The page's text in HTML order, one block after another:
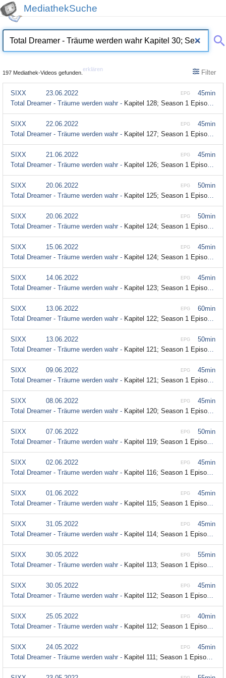
MediathekSuche
197 Mediathek-Videos gefunden.
erklären Filter
45min
EPG
SIXX
23.06.2022
Total Dreamer - Träume werden wahr - Kapitel 128; Season 1 Episode 128
45min
EPG
SIXX
22.06.2022
Total Dreamer - Träume werden wahr - Kapitel 127; Season 1 Episode 127
45min
EPG
SIXX
21.06.2022
Total Dreamer - Träume werden wahr - Kapitel 126; Season 1 Episode 126
50min
EPG
SIXX
20.06.2022
Total Dreamer - Träume werden wahr - Kapitel 125; Season 1 Episode 125
50min
EPG
SIXX
20.06.2022
Total Dreamer - Träume werden wahr - Kapitel 124; Season 1 Episode 124
45min
EPG
SIXX
15.06.2022
Total Dreamer - Träume werden wahr - Kapitel 124; Season 1 Episode 124
45min
EPG
SIXX
14.06.2022
Total Dreamer - Träume werden wahr - Kapitel 123; Season 1 Episode 123
60min
EPG
SIXX
13.06.2022
Total Dreamer - Träume werden wahr - Kapitel 122; Season 1 Episode 122
50min
EPG
SIXX
13.06.2022
Total Dreamer - Träume werden wahr - Kapitel 121; Season 1 Episode 121
45min
EPG
SIXX
09.06.2022
Total Dreamer - Träume werden wahr - Kapitel 121; Season 1 Episode 121
45min
EPG
SIXX
08.06.2022
Total Dreamer - Träume werden wahr - Kapitel 120; Season 1 Episode 120
50min
EPG
SIXX
07.06.2022
Total Dreamer - Träume werden wahr - Kapitel 119; Season 1 Episode 119
45min
EPG
SIXX
02.06.2022
Total Dreamer - Träume werden wahr - Kapitel 116; Season 1 Episode 116
45min
EPG
SIXX
01.06.2022
Total Dreamer - Träume werden wahr - Kapitel 115; Season 1 Episode 115
45min
EPG
SIXX
31.05.2022
Total Dreamer - Träume werden wahr - Kapitel 114; Season 1 Episode 114
55min
EPG
SIXX
30.05.2022
Total Dreamer - Träume werden wahr - Kapitel 113; Season 1 Episode 113
45min
EPG
SIXX
30.05.2022
Total Dreamer - Träume werden wahr - Kapitel 112; Season 1 Episode 112
40min
EPG
SIXX
25.05.2022
Total Dreamer - Träume werden wahr - Kapitel 112; Season 1 Episode 112
45min
EPG
SIXX
24.05.2022
Total Dreamer - Träume werden wahr - Kapitel 111; Season 1 Episode 111